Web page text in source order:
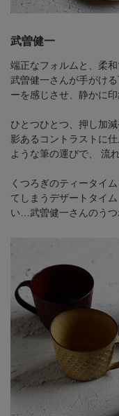
武曽健一
端正なフォルムと、柔
武曽健一さんが手がける
ーを感じさせ、静かに印
ひとつひとつ、押し加
影あるコントラストに
ような筆の運びで、
流
くつろぎのティータイム
てしまうデザートタイム
い…武曽健一さんのうつ